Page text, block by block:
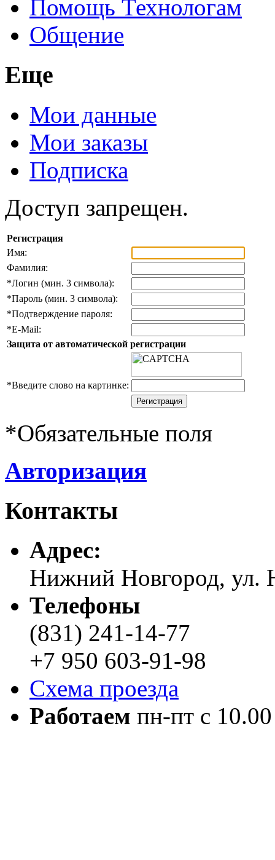
Помощь Технологам
Общение
Еще
Мои данные
Мои заказы
Подписка
Доступ запрещен.
Регистрация
Имя:
Фамилия:
*Логин (мин. 3 символа):
*Пароль (мин. 3 символа):
*Подтверждение пароля:
*E-Mail:
Защита от автоматической регистрации
*Введите слово на картинке:
*Обязательные поля
Авторизация
Контакты
Адреc:
Нижний Новгород, ул.
Телефоны
(831) 241-14-77
+7 950 603-91-98
Схема проезда
Работаем пн-пт с